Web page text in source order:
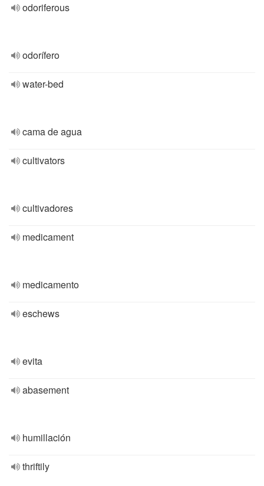
odoriferous
odorífero
water-bed
cama de agua
cultivators
cultivadores
medicament
medicamento
eschews
evita
abasement
humillación
thriftily